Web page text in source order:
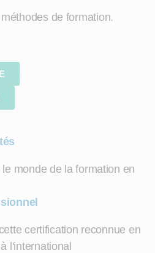
de formation.
monde de la formation en
certification reconnue en
l'international